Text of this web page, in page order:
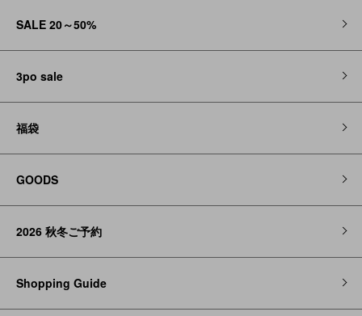
SALE 20～50%
3po sale
福袋
GOODS
2026 秋冬ご予約
Shopping Guide